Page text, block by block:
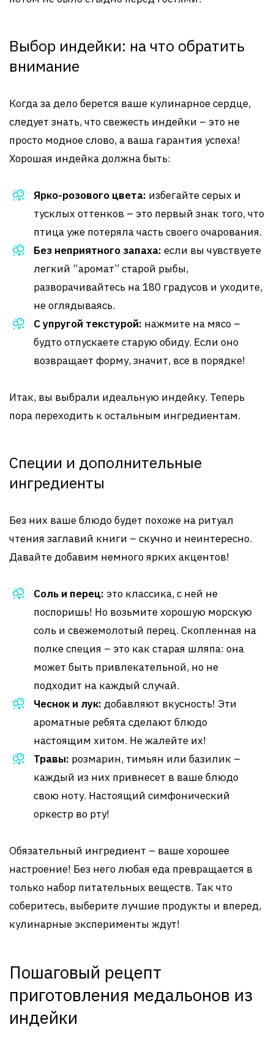
Выбор индейки: на что обратить
внимание
Когда за дело берется ваше кулинарное сердце,
следует знать, что свежесть индейки – это не
просто модное слово, а ваша гарантия успеха!
Хорошая индейка должна быть:
Ярко-розового цвета: избегайте серых и
тусклых оттенков – это первый знак того, что
птица уже потеряла часть своего очарования.
Без неприятного запаха: если вы чувствуете
легкий “аромат” старой рыбы,
разворачивайтесь на 180 градусов и уходите,
не оглядываясь.
С упругой текстурой: нажмите на мясо –
будто отпускаете старую обиду. Если оно
возвращает форму, значит, все в порядке!
Итак, вы выбрали идеальную индейку. Теперь
пора переходить к остальным ингредиентам.
Специи и дополнительные
ингредиенты
Без них ваше блюдо будет похоже на ритуал
чтения заглавий книги – скучно и неинтересно.
Давайте добавим немного ярких акцентов!
Соль и перец: это классика, с ней не
поспоришь! Но возьмите хорошую морскую
соль и свежемолотый перец. Скопленная на
полке специя – это как старая шляпа: она
может быть привлекательной, но не
подходит на каждый случай.
Чеснок и лук: добавляют вкусность! Эти
ароматные ребята сделают блюдо
настоящим хитом. Не жалейте их!
Травы: розмарин, тимьян или базилик –
каждый из них привнесет в ваше блюдо
свою ноту. Настоящий симфонический
оркестр во рту!
Обязательный ингредиент – ваше хорошее
настроение! Без него любая еда превращается в
только набор питательных веществ. Так что
соберитесь, выберите лучшие продукты и вперед,
кулинарные эксперименты ждут!
Пошаговый рецепт
приготовления медальонов из
индейки